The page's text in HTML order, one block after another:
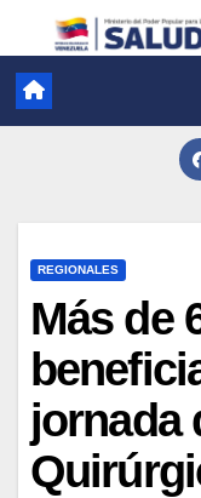
REGIONALES
Más de
jornada